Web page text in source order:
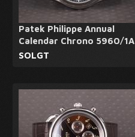
Patek Philippe Annual
Calendar Chrono 5960/1A
SOLGT